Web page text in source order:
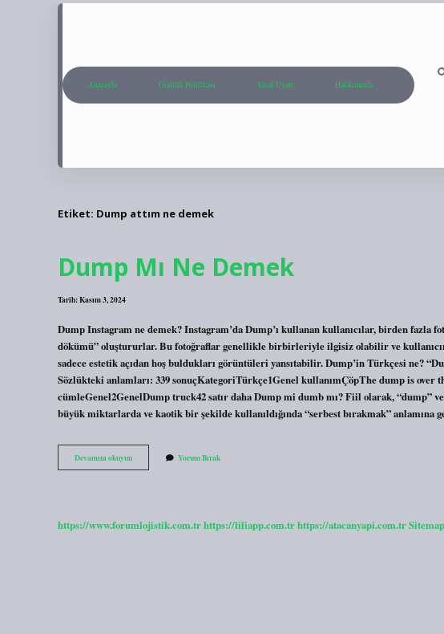
Anasayfa Gizlilik Politikası Yasal Uyarı Hakkımızda
Etiket: Dump attım ne demek
Dump Mı Ne Demek
Tarih: Kasım 3, 2024
Dump Instagram ne demek? Instagram’da Dump’ı kullanan kullanıcılar, birden
dökümü” oluştururlar. Bu fotoğraflar genellikle birbirleriyle ilgisiz olabilir ve
sadece estetik açıdan hoş buldukları görüntüleri yansıtabilir. Dump’in Türkçesi ne?
Sözlükteki anlamları: 339 sonuçKategoriTürkçe1Genel kullanımÇöpThe dump is over
cümleGenel2GenelDump truck42 satır daha Dump mi dumb mı? Fiil olarak, “dump”
büyük miktarlarda ve kaotik bir şekilde kullanıldığında “serbest bırakmak”
Devamını okuyunDump
Mı
Yorum Bırak
https://www.forumlojistik.com.trhttps://liliapp.com.trhttps://atacanyapi.com.trSitemap